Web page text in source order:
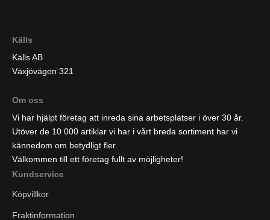
Källs
Källs AB
Växjövägen 321
Om oss
Vi har hjälpt företag att inreda sina arbetsplatser i över 30 år.
Utöver de 10 000 artiklar vi har i vårt breda sortiment har vi
kännedom om betydligt fler.
Välkommen till ett företag fullt av möjligheter!
Kundservice
Köpvillkor
Fraktinformation